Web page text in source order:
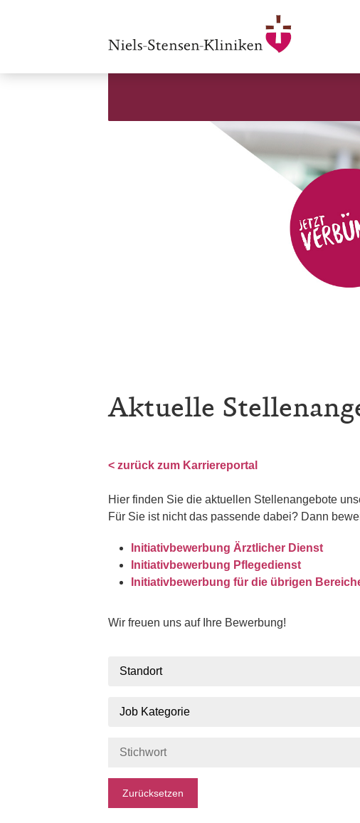
Aktuelle
< zurück zum Karriereportal
Hier finden Sie die aktuellen Stellenangebote
Für Sie ist nicht das passende dabei? Dann
Initiativbewerbung Ärztlicher Dienst
Initiativbewerbung Pflegedienst
Initiativbewerbung für die übrigen
Wir freuen uns auf Ihre Bewerbung!
Standort
Job Kategorie
Zurücksetzen